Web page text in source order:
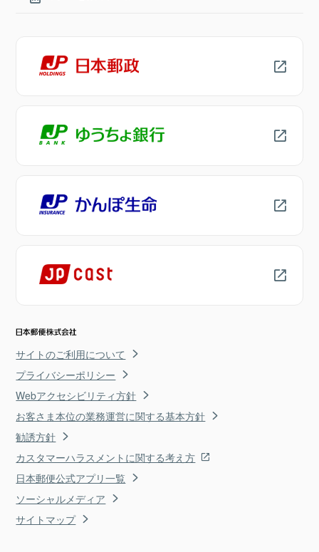
サイトのご利用について
プライバシーポリシー
Webアクセシビリティ方針
お客さま本位の業務運営に関する基本方針
勧誘方針
カスタマーハラスメントに関する考え方
日本郵便公式アプリ一覧
ソーシャルメディア
サイトマップ